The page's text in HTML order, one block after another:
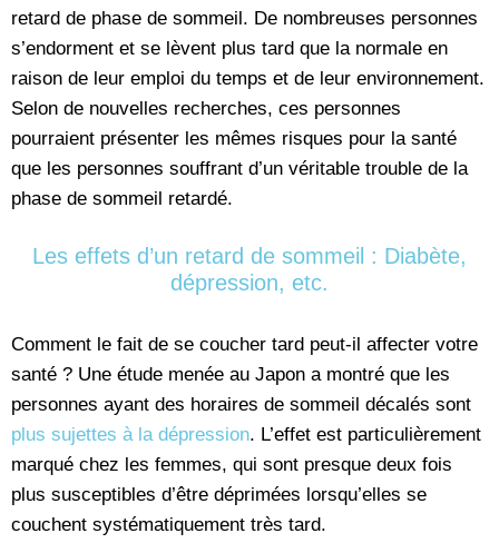
retard de phase de sommeil. De nombreuses personnes
s’endorment et se lèvent plus tard que la normale en
raison de leur emploi du temps et de leur environnement.
Selon de nouvelles recherches, ces personnes
pourraient présenter les mêmes risques pour la santé
que les personnes souffrant d’un véritable trouble de la
phase de sommeil retardé.
Les effets d’un retard de sommeil : Diabète,
dépression, etc.
Comment le fait de se coucher tard peut-il affecter votre
santé ? Une étude menée au Japon a montré que les
personnes ayant des horaires de sommeil décalés sont
plus sujettes à la dépression. L’effet est particulièrement
marqué chez les femmes, qui sont presque deux fois
plus susceptibles d’être déprimées lorsqu’elles se
couchent systématiquement très tard.